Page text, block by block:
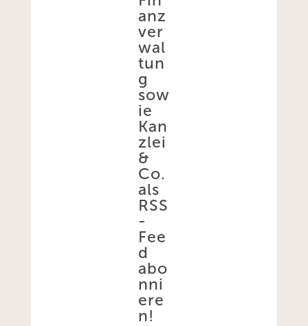
anz
ver
wal
tun
g
sow
ie
Kan
zlei
&
Co.
als
RSS
-
Fee
d
abo
nni
ere
n!